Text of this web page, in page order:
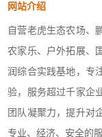
网站介绍
自营老虎生态农场、
农家乐、户外拓展、
润综合实践基地，专
验，服务超过千家企
团队凝聚力，提升对
专业、经济、安全的服